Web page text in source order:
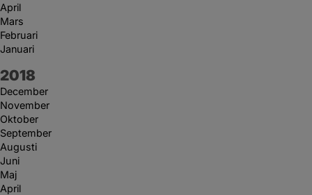
April
Mars
Februari
Januari
År:
2018
December
November
Oktober
September
Augusti
Juni
Maj
April